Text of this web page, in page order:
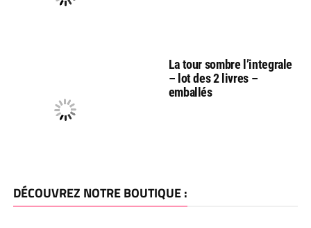
La tour sombre l’integrale
– lot des 2 livres –
emballés
DÉCOUVREZ NOTRE BOUTIQUE :